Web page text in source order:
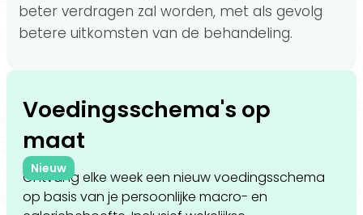
beter verdragen zal worden, met als gevolg
betere uitkomsten van de behandeling.
Voedingsschema's op
maat
Nieuw
Ontvang elke week een nieuw voedingsschema
op basis van je persoonlijke macro- en